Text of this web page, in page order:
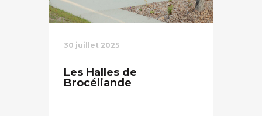
30 juillet 2025
Les Halles de
Brocéliande